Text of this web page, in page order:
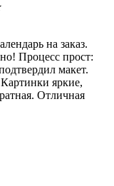
на заказ.
Процесс прост:
макет.
яркие,
Отличная